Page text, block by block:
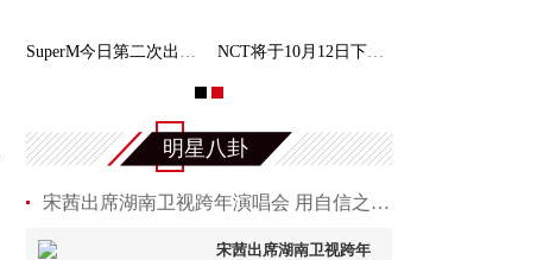
SuperM今日第二次出演美国《The Ellen Show》引 NCT将于10月12日下午5点公开正规2辑Pt.1全部音
明星八卦
宋茜出席湖南卫视跨年演唱会 用自信之光点亮202
宋茜出席湖南卫视跨年